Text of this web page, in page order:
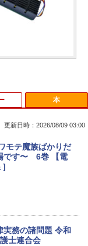
】新生活 新古品 W
トパソコンoffice
PC 初期設定済 1
最大 フルHD
中！P最大31.5%還
ルモニター 15.6
1080P Fast IPS
640g スピーカー
本
更新日時：2026/08/09 03:00
モテ魔族ばかりだ
です〜 6巻 【電
]
実務の諸問題 令和
士連合会